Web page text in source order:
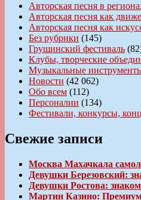
Авторская песня в
Авторская песня как
Авторская песня как
Без рубрики (145)
Грушинский фестиваль
Клубы, творческие
Музыкальные
Новости (42 062)
Обо всем (112)
Персоналии (134)
Фестивали, конкурсы,
Свежие записи
Москва Махачкала
Девушки Березовский:
Девушки Ростова:
Мартин Казино: